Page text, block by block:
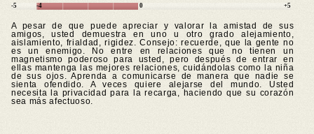
-5 -4 0 +5
A pesar de que puede apreciar y valorar la amistad de sus
amigos, usted demuestra en uno u otro grado alejamiento,
aislamiento, frialdad, rigidez. Consejo: recuerde, que la gente no
es un enemigo. No entre en relaciones que no tienen un
magnetismo poderoso para usted, pero después de entrar en
ellas mantenga las mejores relaciones, cuidándolas como la niña
de sus ojos. Aprenda a comunicarse de manera que nadie se
sienta ofendido. A veces quiere alejarse del mundo. Usted
necesita la privacidad para la recarga, haciendo que su corazón
sea más afectuoso.